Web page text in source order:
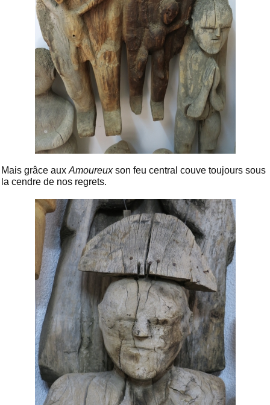
Mais grâce auxAmoureuxson feu central couve toujours sous
la cendre de nos regrets.